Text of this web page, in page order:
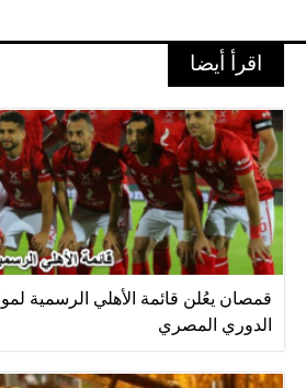
اقرأ أيضا
قمصان يعُلن قائمة الأهلي الرسمية
الدوري المصري